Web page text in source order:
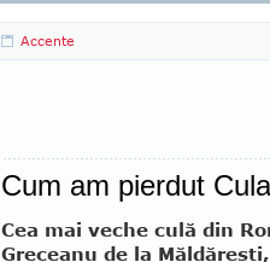
Accente
Cum am pierdut
Cea mai veche culă din
Greceanu de la